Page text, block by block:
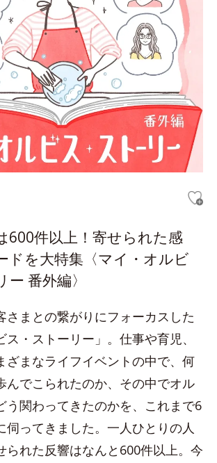
600件以上！寄せられた感
ドを大特集〈マイ・オルビ
番外編〉
さまとの繋がりにフォーカスした
ス・ストーリー」。仕事や育児、
ざまなライフイベントの中で、何
んでこられたのか、その中でオル
う関わってきたのかを、これまで6
伺ってきました。一人ひとりの人
られた反響はなんと600件以上。今